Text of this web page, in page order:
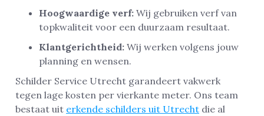
Hoogwaardige verf: Wij gebruiken verf van
topkwaliteit voor een duurzaam resultaat.
Klantgerichtheid: Wij werken volgens jouw
planning en wensen.
Schilder Service Utrecht garandeert vakwerk
tegen lage kosten per vierkante meter. Ons team
bestaat uit erkende schilders uit Utrecht die al